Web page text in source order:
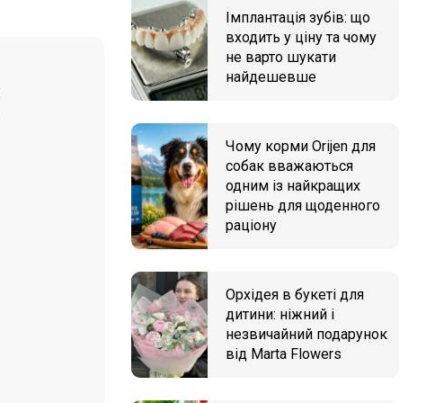
Імплантація зубів: що
входить у ціну та чому
не варто шукати
найдешевше
Чому корми Orijen для
собак вважаються
одним із найкращих
рішень для щоденного
раціону
Орхідея в букеті для
дитини: ніжний і
незвичайний подарунок
від Marta Flowers